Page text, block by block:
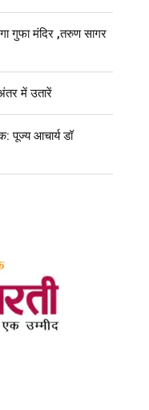
गुफा मंदिर ,तरुण सागर
में उतारें
पूज्य आचार्य डॉ